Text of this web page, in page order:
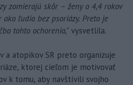
zomierajú skôr – ženy o 4,4 rokov
ľudia bez psoriázy. Preto je
tohto ochorenia," vysvetlila.
a atopikov SR preto organizuje
ktorej cieľom je motivovať
k tomu, aby navštívili svojho